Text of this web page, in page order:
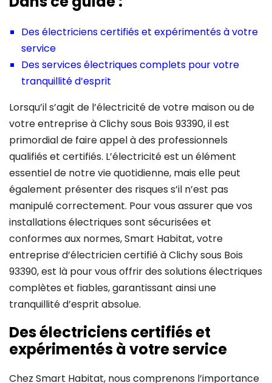
Des électriciens certifiés et expérimentés à votre
service
Des services électriques complets pour votre
tranquillité d’esprit
Lorsqu’il s’agit de l’électricité de votre maison ou de
votre entreprise à Clichy sous Bois 93390, il est
primordial de faire appel à des professionnels
qualifiés et certifiés. L’électricité est un élément
essentiel de notre vie quotidienne, mais elle peut
également présenter des risques s’il n’est pas
manipulé correctement. Pour vous assurer que vos
installations électriques sont sécurisées et
conformes aux normes, Smart Habitat, votre
entreprise d’électricien certifié à Clichy sous Bois
93390, est là pour vous offrir des solutions électriques
complètes et fiables, garantissant ainsi une
tranquillité d’esprit absolue.
Des électriciens certifiés et
expérimentés à votre service
Chez Smart Habitat, nous comprenons l’importance